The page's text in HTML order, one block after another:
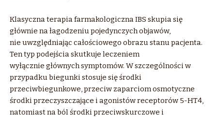
Klasyczna terapia farmakologiczna IBS skupia się
głównie na łagodzeniu pojedynczych objawów,
nie uwzględniając całościowego obrazu stanu pacjenta.
Ten typ podejścia skutkuje leczeniem
wyłącznie głównych symptomów. W szczególności w
przypadku biegunki stosuje się środki
przeciwbiegunkowe, przeciw zaparciom osmotyczne
środki przeczyszczające i agonistów receptorów 5-HT4,
natomiast na ból środki przeciwskurczowe i